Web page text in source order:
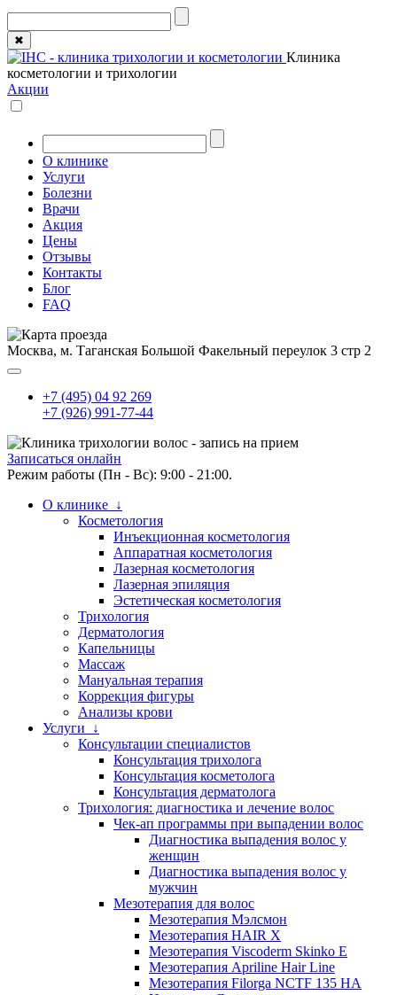
✖
Клиника
косметологии и трихологии
Акции
О клинике
Услуги
Болезни
Врачи
Акция
Цены
Отзывы
Контакты
Блог
FAQ
Москва, м. Таганская Большой Факельный переулок 3 стр 2
+7 (495) 04 92 269
+7 (926) 991-77-44
Записаться онлайн
Режим работы (Пн - Вс): 9:00 - 21:00.
О клинике ↓
Косметология
Инъекционная косметология
Аппаратная косметология
Лазерная косметология
Лазерная эпиляция
Эстетическая косметология
Трихология
Дерматология
Капельницы
Массаж
Мануальная терапия
Коррекция фигуры
Анализы крови
Услуги ↓
Консультации специалистов
Консультация трихолога
Консультация косметолога
Консультация дерматолога
Трихология: диагностика и лечение волос
Чек-ап программы при выпадении волос
Диагностика выпадения волос у
женщин
Диагностика выпадения волос у
мужчин
Мезотерапия для волос
Мезотерапия Мэлсмон
Мезотерапия HAIR X
Мезотерапия Viscoderm Skinko E
Мезотерапия Apriline Hair Line
Мезотерапия Filorga NCTF 135 HA